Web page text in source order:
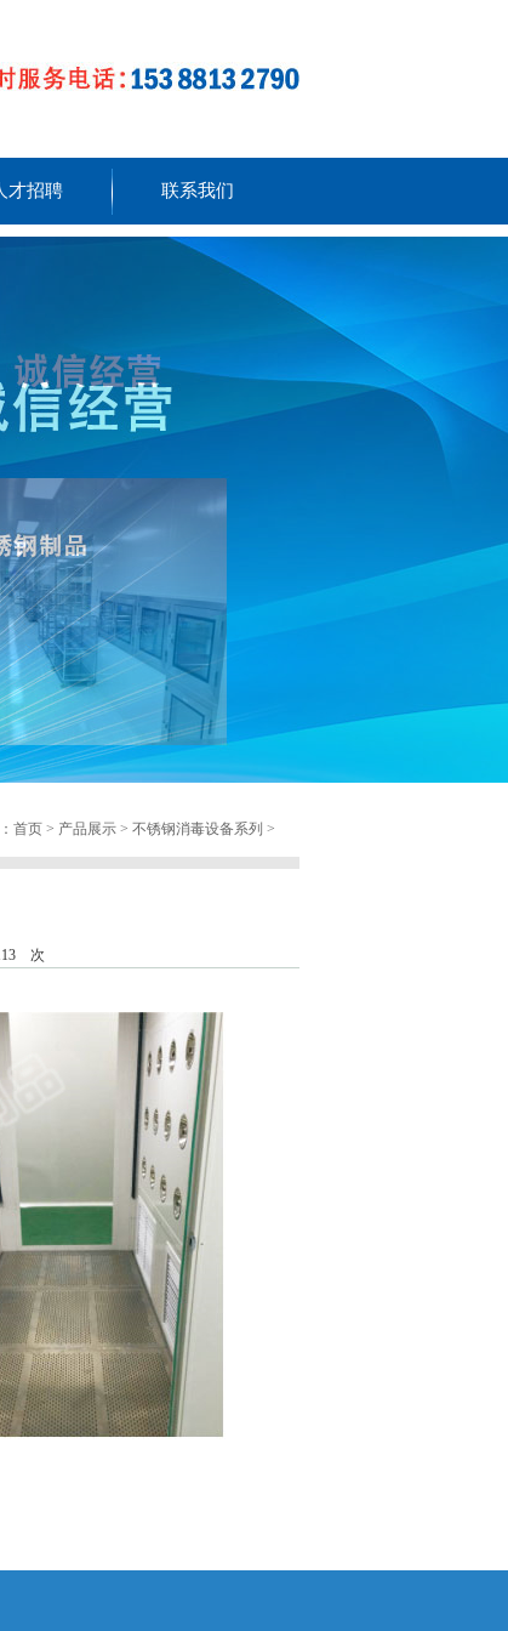
才招聘 联系我们
首页 > 产品展示 > 不锈钢消毒设备系列 >
次